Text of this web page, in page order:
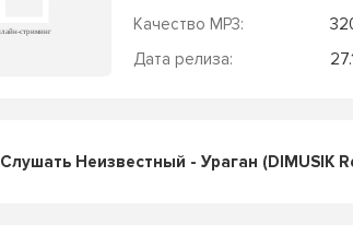
Качество MP3:
Дата релиза:
Слушать Неизвестный - Ураган (DIMUSIK